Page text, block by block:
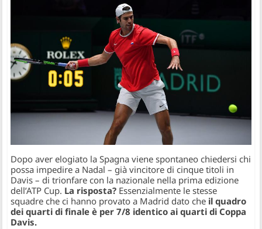
Dopo aver elogiato la Spagna viene spontaneo chiedersi chi
possa impedire a Nadal – già vincitore di cinque titoli in
Davis – di trionfare con la nazionale nella prima edizione
dell’ATP Cup. La risposta? Essenzialmente le stesse
squadre che ci hanno provato a Madrid dato che il quadro
dei quarti di finale è per 7/8 identico ai quarti di Coppa
Davis.